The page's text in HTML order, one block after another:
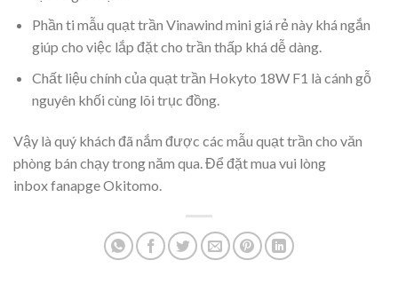
Phần ti mẫu quạt trần Vinawind mini giá rẻ này khá ngắn
giúp cho việc lắp đặt cho trần thấp khá dễ dàng.
Chất liệu chính của quạt trần Hokyto 18W F1 là cánh gỗ
nguyên khối cùng lõi trục đồng.
Vậy là quý khách đã nắm được các mẫu quạt trần cho văn
phòng bán chạy trong năm qua. Để đặt mua vui lòng
inbox fanapge Okitomo.